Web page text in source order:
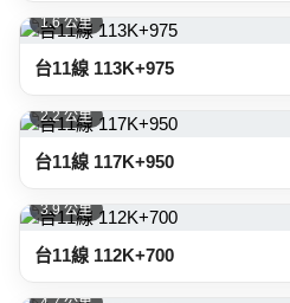
1.6 公里
台11線 113K+975
2.2 公里
台11線 117K+950
3.9 公里
台11線 112K+700